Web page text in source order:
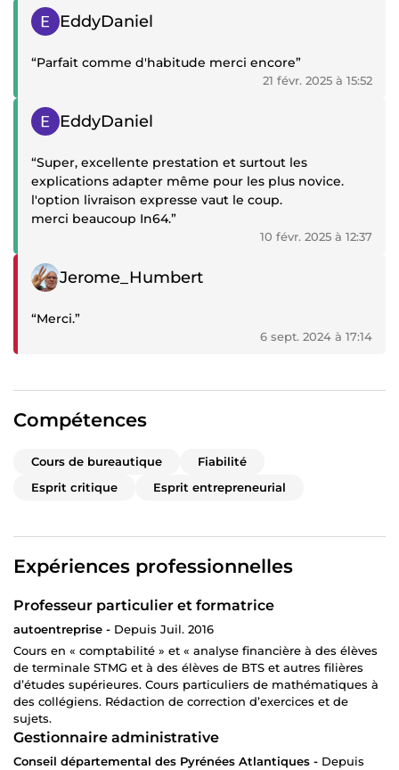
Merci beaucoup et à tres tres vite”
Témoignage positif
EddyDaniel
“Parfait comme d'habitude merci encore”
21 févr. 2025 à 15:52
Témoignage positif
EddyDaniel
“Super, excellente prestation et surtout les
explications adapter même pour les plus novice.
l'option livraison expresse vaut le coup.
merci beaucoup In64.”
10 févr. 2025 à 12:37
Témoignage négatif
Jerome_Humbert
“Merci.”
6 sept. 2024 à 17:14
Compétences
Cours de bureautique
Fiabilité
Esprit critique
Esprit entrepreneurial
Expériences professionnelles
Professeur particulier et formatrice
autoentreprise - Depuis Juil. 2016
Cours en « comptabilité » et « analyse financière à des élèves
de terminale STMG et à des élèves de BTS et autres filières
d’études supérieures. Cours particuliers de mathématiques à
des collégiens. Rédaction de correction d’exercices et de
sujets.
Gestionnaire administrative
Conseil départemental des Pyrénées Atlantiques - Depuis